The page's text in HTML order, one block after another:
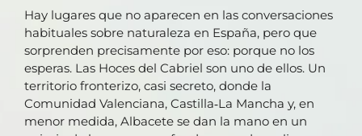
Hay lugares que no aparecen en las conversaciones
habituales sobre naturaleza en España, pero que
sorprenden precisamente por eso: porque no los
esperas. Las Hoces del Cabriel son uno de ellos. Un
territorio fronterizo, casi secreto, donde la
Comunidad Valenciana, Castilla‑La Mancha y, en
menor medida, Albacete se dan la mano en un